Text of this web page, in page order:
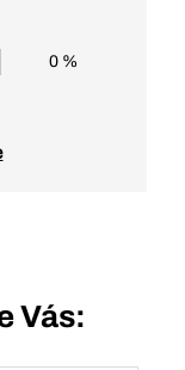
0 %
Vás: